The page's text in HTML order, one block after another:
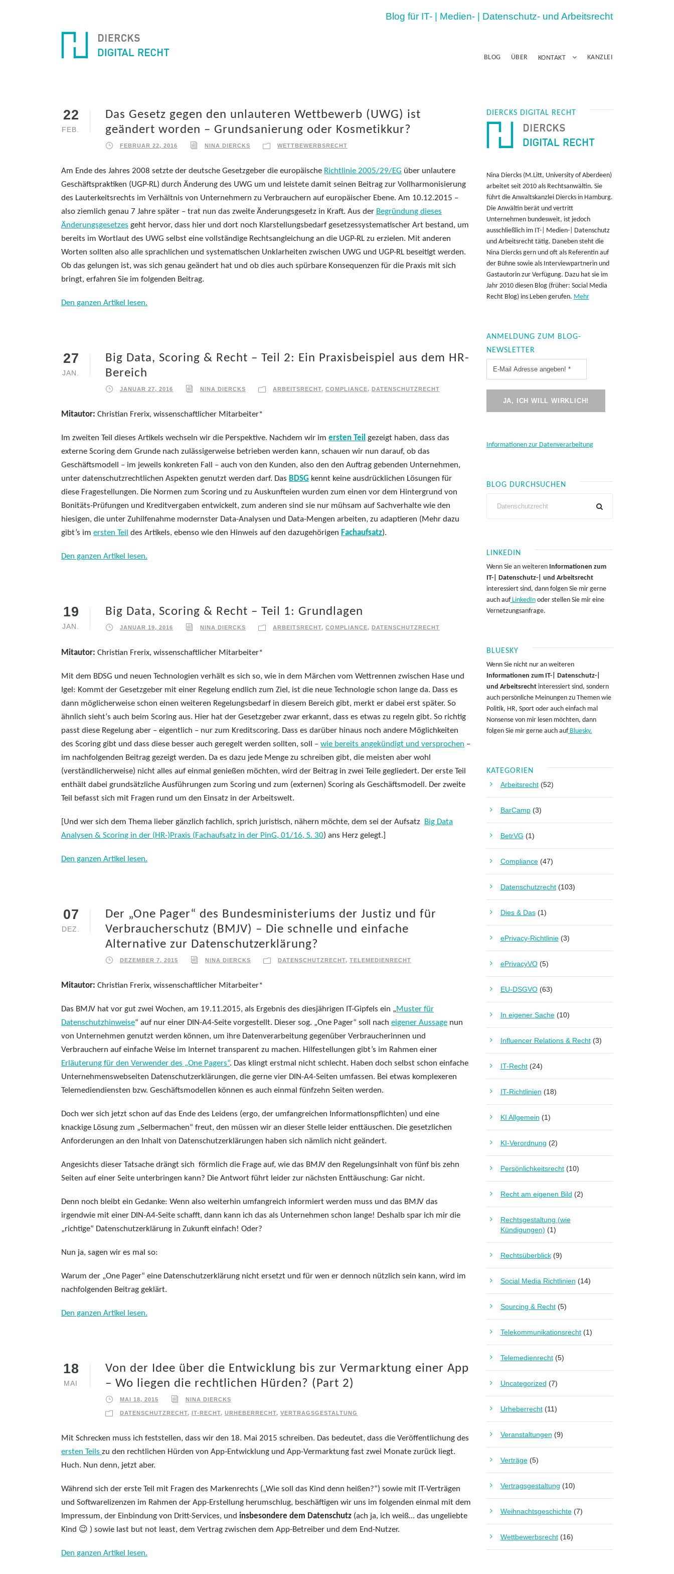
Blog für IT- | Medien- | Datenschutz- und Arbeitsrecht
BLOG ÜBER KONTAKT KANZLEI
22
FEB.
Das Gesetz gegen den unlauteren Wettbewerb (UWG) ist
geändert worden – Grundsanierung oder Kosmetikkur?
FEBRUAR 22, 2016 NINA DIERCKS WETTBEWERBSRECHT
Am Ende des Jahres 2008 setzte der deutsche Gesetzgeber die europäische Richtlinie 2005/29/EG über unlautere
Geschäftspraktiken (UGP-RL) durch Änderung des UWG um und leistete damit seinen Beitrag zur Vollharmonisierung
des Lauterkeitsrechts im Verhältnis von Unternehmern zu Verbrauchern auf europäischer Ebene. Am 10.12.2015 –
also ziemlich genau 7 Jahre später – trat nun das zweite Änderungsgesetz in Kraft. Aus der Begründung dieses
Änderungsgesetzes geht hervor, dass hier und dort noch Klarstellungsbedarf gesetzessystematischer Art bestand, um
bereits im Wortlaut des UWG selbst eine vollständige Rechtsangleichung an die UGP-RL zu erzielen. Mit anderen
Worten sollten also alle sprachlichen und systematischen Unklarheiten zwischen UWG und UGP-RL beseitigt werden.
Ob das gelungen ist, was sich genau geändert hat und ob dies auch spürbare Konsequenzen für die Praxis mit sich
bringt, erfahren Sie im folgenden Beitrag.
Den ganzen Artikel lesen.
27
JAN.
Big Data, Scoring & Recht – Teil 2: Ein Praxisbeispiel aus dem HR-
Bereich
JANUAR 27, 2016 NINA DIERCKS ARBEITSRECHT, COMPLIANCE, DATENSCHUTZRECHT
Mitautor: Christian Frerix, wissenschaftlicher Mitarbeiter*
Im zweiten Teil dieses Artikels wechseln wir die Perspektive. Nachdem wir im ersten Teil gezeigt haben, dass das
externe Scoring dem Grunde nach zulässigerweise betrieben werden kann, schauen wir nun darauf, ob das
Geschäftsmodell – im jeweils konkreten Fall – auch von den Kunden, also den den Auftrag gebenden Unternehmen,
unter datenschutzrechtlichen Aspekten genutzt werden darf. Das BDSG kennt keine ausdrücklichen Lösungen für
diese Fragestellungen. Die Normen zum Scoring und zu Auskunfteien wurden zum einen vor dem Hintergrund von
Bonitäts-Prüfungen und Kreditvergaben entwickelt, zum anderen sind sie nur mühsam auf Sachverhalte wie den
hiesigen, die unter Zuhilfenahme modernster Data-Analysen und Data-Mengen arbeiten, zu adaptieren (Mehr dazu
gibt’s im ersten Teil des Artikels, ebenso wie den Hinweis auf den dazugehörigen Fachaufsatz).
Den ganzen Artikel lesen.
19
JAN.
Big Data, Scoring & Recht – Teil 1: Grundlagen
JANUAR 19, 2016 NINA DIERCKS ARBEITSRECHT, COMPLIANCE, DATENSCHUTZRECHT
Mitautor: Christian Frerix, wissenschaftlicher Mitarbeiter*
Mit dem BDSG und neuen Technologien verhält es sich so, wie in dem Märchen vom Wettrennen zwischen Hase und
Igel: Kommt der Gesetzgeber mit einer Regelung endlich zum Ziel, ist die neue Technologie schon lange da. Dass es
dann möglicherweise schon einen weiteren Regelungsbedarf in diesem Bereich gibt, merkt er dabei erst später. So
ähnlich sieht‘s auch beim Scoring aus. Hier hat der Gesetzgeber zwar erkannt, dass es etwas zu regeln gibt. So richtig
passt diese Regelung aber – eigentlich – nur zum Kreditscoring. Dass es darüber hinaus noch andere Möglichkeiten
des Scoring gibt und dass diese besser auch geregelt werden sollten, soll – wie bereits angekündigt und versprochen –
im nachfolgenden Beitrag gezeigt werden. Da es dazu jede Menge zu schreiben gibt, die meisten aber wohl
(verständlicherweise) nicht alles auf einmal genießen möchten, wird der Beitrag in zwei Teile gegliedert. Der erste Teil
enthält dabei grundsätzliche Ausführungen zum Scoring und zum (externen) Scoring als Geschäftsmodell. Der zweite
Teil befasst sich mit Fragen rund um den Einsatz in der Arbeitswelt.
[Und wer sich dem Thema lieber gänzlich fachlich, sprich juristisch, nähern möchte, dem sei der Aufsatz Big Data
Analysen & Scoring in der (HR-)Praxis (Fachaufsatz in der PinG, 01/16, S. 30) ans Herz gelegt.]
Den ganzen Artikel lesen.
07
DEZ.
Der „One Pager“ des Bundesministeriums der Justiz und für
Verbraucherschutz (BMJV) – Die schnelle und einfache
Alternative zur Datenschutzerklärung?
DEZEMBER 7, 2015 NINA DIERCKS DATENSCHUTZRECHT, TELEMEDIENRECHT
Mitautor: Christian Frerix, wissenschaftlicher Mitarbeiter*
Das BMJV hat vor gut zwei Wochen, am 19.11.2015, als Ergebnis des diesjährigen IT-Gipfels ein „Muster für
Datenschutzhinweise“ auf nur einer DIN-A4-Seite vorgestellt. Dieser sog. „One Pager“ soll nach eigener Aussage nun
von Unternehmen genutzt werden können, um ihre Datenverarbeitung gegenüber Verbraucherinnen und
Verbrauchern auf einfache Weise im Internet transparent zu machen. Hilfestellungen gibt’s im Rahmen einer
Erläuterung für den Verwender des „One Pagers“. Das klingt erstmal nicht schlecht. Haben doch selbst schon einfache
Unternehmenswebseiten Datenschutzerklärungen, die gerne vier DIN-A4-Seiten umfassen. Bei etwas komplexeren
Telemediendiensten bzw. Geschäftsmodellen können es auch einmal fünfzehn Seiten werden.
Doch wer sich jetzt schon auf das Ende des Leidens (ergo, der umfangreichen Informationspflichten) und eine
knackige Lösung zum „Selbermachen“ freut, den müssen wir an dieser Stelle leider enttäuschen. Die gesetzlichen
Anforderungen an den Inhalt von Datenschutzerklärungen haben sich nämlich nicht geändert.
Angesichts dieser Tatsache drängt sich förmlich die Frage auf, wie das BMJV den Regelungsinhalt von fünf bis zehn
Seiten auf einer Seite unterbringen kann? Die Antwort führt leider zur nächsten Enttäuschung: Gar nicht.
Denn noch bleibt ein Gedanke: Wenn also weiterhin umfangreich informiert werden muss und das BMJV das
irgendwie mit einer DIN-A4-Seite schafft, dann kann ich das als Unternehmen schon lange! Deshalb spar ich mir die
„richtige“ Datenschutzerklärung in Zukunft einfach! Oder?
Nun ja, sagen wir es mal so:
Warum der „One Pager“ eine Datenschutzerklärung nicht ersetzt und für wen er dennoch nützlich sein kann, wird im
nachfolgenden Beitrag geklärt.
Den ganzen Artikel lesen.
18
MAI
Von der Idee über die Entwicklung bis zur Vermarktung einer App
– Wo liegen die rechtlichen Hürden? (Part 2)
MAI 18, 2015 NINA DIERCKS
DATENSCHUTZRECHT, IT-RECHT, URHEBERRECHT, VERTRAGSGESTALTUNG
Mit Schrecken muss ich feststellen, dass wir den 18. Mai 2015 schreiben. Das bedeutet, dass die Veröffentlichung des
ersten Teils zu den rechtlichen Hürden von App-Entwicklung und App-Vermarktung fast zwei Monate zurück liegt.
Huch. Nun denn, jetzt aber.
Während sich der erste Teil mit Fragen des Markenrechts („Wie soll das Kind denn heißen?“) sowie mit IT-Verträgen
und Softwarelizenzen im Rahmen der App-Erstellung herumschlug, beschäftigen wir uns im folgenden einmal mit dem
Impressum, der Einbindung von Dritt-Services, und insbesondere dem Datenschutz (ach ja, ich weiß… das ungeliebte
Kind 😉 ) sowie last but not least, dem Vertrag zwischen dem App-Betreiber und dem End-Nutzer.
Den ganzen Artikel lesen.
DIERCKS DIGITAL RECHT
Nina Diercks (M.Litt, University of Aberdeen)
arbeitet seit 2010 als Rechtsanwältin. Sie
führt die Anwaltskanzlei Diercks in Hamburg.
Die Anwältin berät und vertritt
Unternehmen bundesweit, ist jedoch
ausschließlich im IT-| Medien-| Datenschutz
und Arbeitsrecht tätig. Daneben steht die
Nina Diercks gern und oft als Referentin auf
der Bühne sowie als Interviewpartnerin und
Gastautorin zur Verfügung. Dazu hat sie im
Jahr 2010 diesen Blog (früher: Social Media
Recht Blog) ins Leben gerufen. Mehr
ANMELDUNG ZUM BLOG-
NEWSLETTER
Informationen zur Datenverarbeitung
BLOG DURCHSUCHEN
LINKEDIN
Wenn Sie an weiteren Informationen zum
IT-| Datenschutz-| und Arbeitsrecht
interessiert sind, dann folgen Sie mir gerne
auch aufLinkedInoder stellen Sie mir eine
Vernetzungsanfrage.
BLUESKY
Wenn Sie nicht nur an weiteren
Informationen zum IT-| Datenschutz-|
und Arbeitsrechtinteressiert sind, sondern
auch persönliche Meinungen zu Themen wie
Politik, HR, Sport oder auch einfach mal
Nonsense von mir lesen möchten, dann
folgen Sie mir gerne auch aufBluesky.
KATEGORIEN
Arbeitsrecht(52)
BarCamp(3)
BetrVG (1)
Compliance(47)
Datenschutzrecht(103)
Dies & Das(1)
ePrivacy-Richtlinie(3)
ePrivacyVO(5)
EU-DSGVO(63)
In eigener Sache(10)
Influencer Relations & Recht(3)
IT-Recht(24)
IT-Richtlinien (18)
KI Allgemein (1)
KI-Verordnung (2)
Persönlichkeitsrecht(10)
Recht am eigenen Bild (2)
Rechtsgestaltung (wie
Kündigungen) (1)
Rechtsüberblick(9)
Social Media Richtlinien (14)
Sourcing & Recht(5)
Telekommunikationsrecht(1)
Telemedienrecht(5)
Uncategorized (7)
Urheberrecht(11)
Veranstaltungen (9)
Verträge(5)
Vertragsgestaltung (10)
Weihnachtsgeschichte(7)
Wettbewerbsrecht(16)